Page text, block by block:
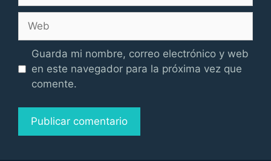
Web
Guarda mi nombre, correo electrónico y web
en este navegador para la próxima vez que
comente.